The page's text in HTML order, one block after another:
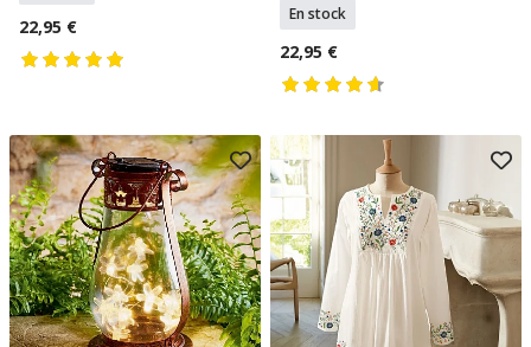
22,95 €
En stock
22,95 €